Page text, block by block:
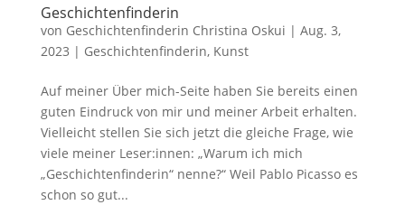
Geschichtenfinderin
von Geschichtenfinderin Christina Oskui | Aug. 3,
2023 | Geschichtenfinderin, Kunst
Auf meiner Über mich-Seite haben Sie bereits einen
guten Eindruck von mir und meiner Arbeit erhalten.
Vielleicht stellen Sie sich jetzt die gleiche Frage, wie
viele meiner Leser:innen: „Warum ich mich
„Geschichtenfinderin“ nenne?“ Weil Pablo Picasso es
schon so gut...